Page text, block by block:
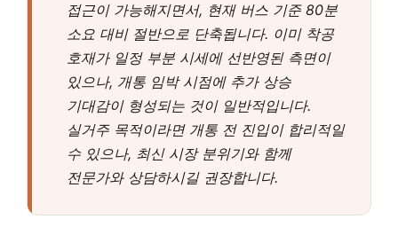
접근이 가능해지면서, 현재 버스 기준 80분
소요 대비 절반으로 단축됩니다. 이미 착공
호재가 일정 부분 시세에 선반영된 측면이
있으나, 개통 임박 시점에 추가 상승
기대감이 형성되는 것이 일반적입니다.
실거주 목적이라면 개통 전 진입이 합리적일
수 있으나, 최신 시장 분위기와 함께
전문가와 상담하시길 권장합니다.